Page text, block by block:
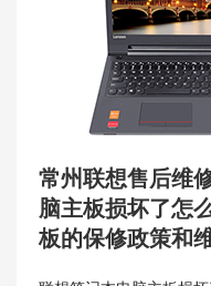
常州联想售后维
脑主板损坏了怎
板的保修政策和